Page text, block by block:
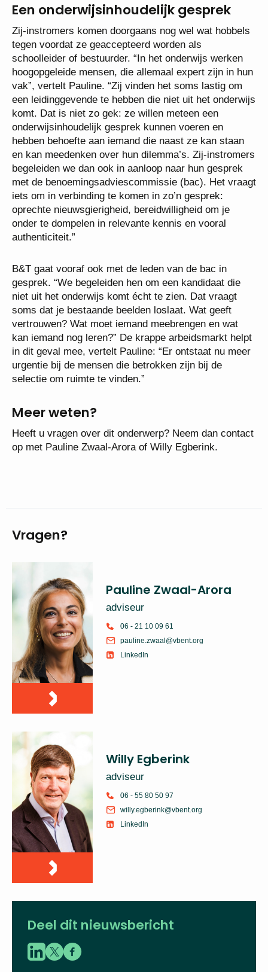
Een onderwijsinhoudelijk gesprek
Zij-instromers komen doorgaans nog wel wat hobbels
tegen voordat ze geaccepteerd worden als
schoolleider of bestuurder. “In het onderwijs werken
hoogopgeleide mensen, die allemaal expert zijn in hun
vak”, vertelt Pauline. “Zij vinden het soms lastig om
een leidinggevende te hebben die niet uit het onderwijs
komt. Dat is niet zo gek: ze willen meteen een
onderwijsinhoudelijk gesprek kunnen voeren en
hebben behoefte aan iemand die naast ze kan staan
en kan meedenken over hun dilemma’s. Zij-instromers
begeleiden we dan ook in aanloop naar hun gesprek
met de benoemingsadviescommissie (bac). Het vraagt
iets om in verbinding te komen in zo’n gesprek:
oprechte nieuwsgierigheid, bereidwilligheid om je
onder te dompelen in relevante kennis en vooral
authenticiteit.”
B&T gaat vooraf ook met de leden van de bac in
gesprek. “We begeleiden hen om een kandidaat die
niet uit het onderwijs komt écht te zien. Dat vraagt
soms dat je bestaande beelden loslaat. Wat geeft
vertrouwen? Wat moet iemand meebrengen en wat
kan iemand nog leren?” De krappe arbeidsmarkt helpt
in dit geval mee, vertelt Pauline: “Er ontstaat nu meer
urgentie bij de mensen die betrokken zijn bij de
selectie om ruimte te vinden.”
Meer weten?
Heeft u vragen over dit onderwerp? Neem dan contact
op met Pauline Zwaal-Arora of Willy Egberink.
Vragen?
Pauline Zwaal-Arora
adviseur
06 - 21 10 09 61
pauline.zwaal@vbent.org
LinkedIn
Willy Egberink
adviseur
06 - 55 80 50 97
willy.egberink@vbent.org
LinkedIn
Deel dit nieuwsbericht